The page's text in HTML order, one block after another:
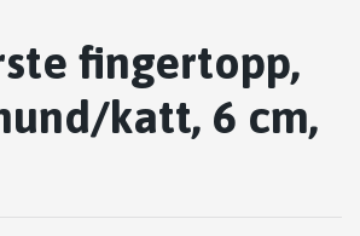
fingertopp,
katt, 6 cm,